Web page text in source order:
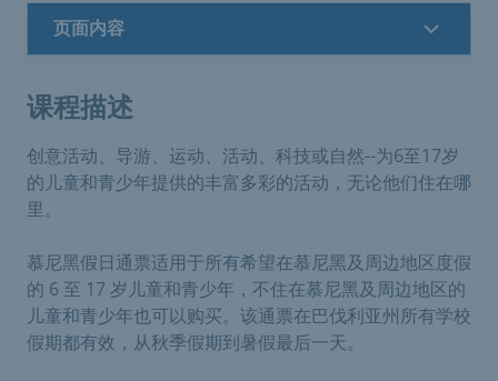
页面内容
课程描述
创意活动、导游、运动、活动、科技或自然--为6至17岁
的儿童和青少年提供的丰富多彩的活动，无论他们住在哪
里。
慕尼黑假日通票适用于所有希望在慕尼黑及周边地区度假
的 6 至 17 岁儿童和青少年，不住在慕尼黑及周边地区的
儿童和青少年也可以购买。该通票在巴伐利亚州所有学校
假期都有效，从秋季假期到暑假最后一天。